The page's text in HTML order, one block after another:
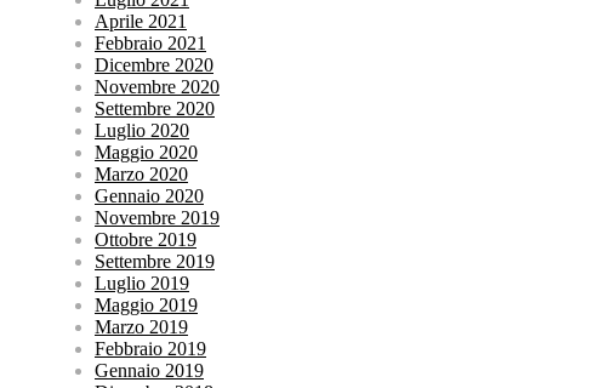
Aprile 2021
Febbraio 2021
Dicembre 2020
Novembre 2020
Settembre 2020
Luglio 2020
Maggio 2020
Marzo 2020
Gennaio 2020
Novembre 2019
Ottobre 2019
Settembre 2019
Luglio 2019
Maggio 2019
Marzo 2019
Febbraio 2019
Gennaio 2019